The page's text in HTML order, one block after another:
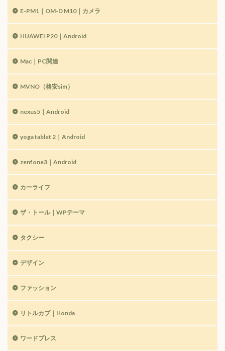
E-PM1｜OM-D M10｜カメラ
HUAWEI P20｜Android
Mac｜PC関連
MVNO（格安sim）
nexus5｜Android
yoga tablet 2｜Android
zenfone3｜Android
カーライフ
ザ・トール｜WPテーマ
タクシー
デザイン
ファッション
リトルカブ｜Honda
ワードプレス